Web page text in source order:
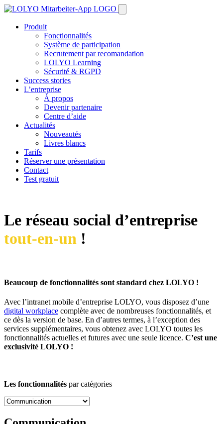
Produit
Fonctionnalités
Système de participation
Recrutement par recomandation
LOLYO Learning
Sécurité & RGPD
Success stories
L’entreprise
À propos
Devenir partenaire
Centre d’aide
Actualités
Nouveautés
Livres blancs
Tarifs
Réserver une présentation
Contact
Test gratuit
Le réseau social d’entreprise
tout-en-un !
Beaucoup de fonctionnalités sont standard chez LOLYO !
Avec l’intranet mobile d’entreprise LOLYO, vous disposez d’une
digital workplace complète avec de nombreuses fonctionnalités, et
ce dès la version de base. En d’autres termes, à l’exception des
services supplémentaires, vous obtenez avec LOLYO toutes les
fonctionnalités actuelles et futures avec une seule licence. C’est une
exclusivité LOLYO !
Les fonctionnalités par catégories